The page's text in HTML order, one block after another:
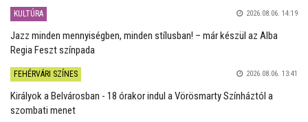
KULTÚRA 2026.08.06. 14:19
Jazz minden mennyiségben, minden stílusban! – már készül az Alba
Regia Feszt színpada
FEHÉRVÁRI SZÍNES 2026.08.06. 13:41
Királyok a Belvárosban - 18 órakor indul a Vörösmarty Színháztól a
szombati menet